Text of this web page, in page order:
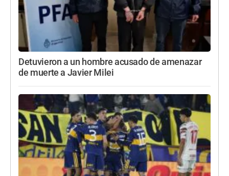
Detuvieron a un hombre acusado de amenazar
de muerte a Javier Milei